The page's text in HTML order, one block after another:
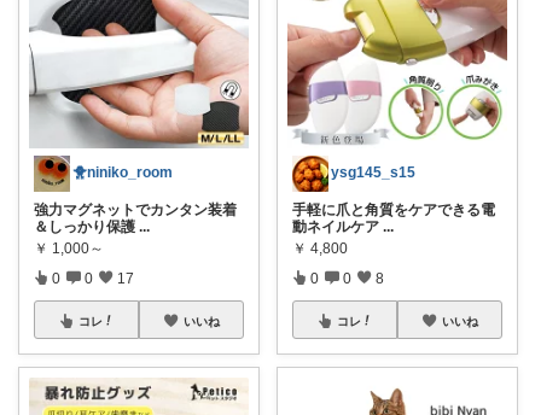
🐥niniko_room
強力マグネットでカンタン装着
＆しっかり保護 ...
￥ 1,000～
0 0 17
コレ いいね
ysg145_s15
手軽に爪と角質をケアできる電
動ネイルケア ...
￥ 4,800
0 0 8
コレ いいね